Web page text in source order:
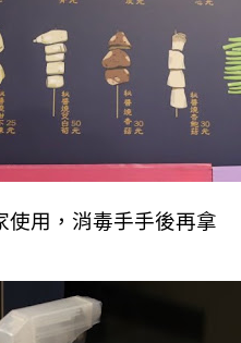
使用，消毒手手後再拿